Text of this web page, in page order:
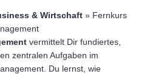
& Wirtschaft » Fernkurs
vermittelt Dir fundiertes,
zentralen Aufgaben im
Du lernst, wie